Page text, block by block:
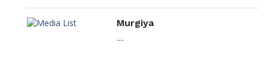
Murgiya
....